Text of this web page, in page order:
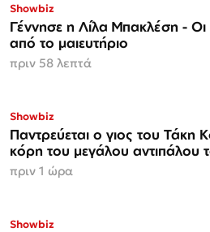
Showbiz
Γέννησε η Λίλα Μπακλέση -
από το μαιευτήριο
πριν 58 λεπτά
ΑΠΟΚΛΕΙΣΤΙΚΟ
Showbiz
Παντρεύεται ο γιος του Τάκη
κόρη του μεγάλου αντιπάλου
πριν 1 ώρα
Showbiz